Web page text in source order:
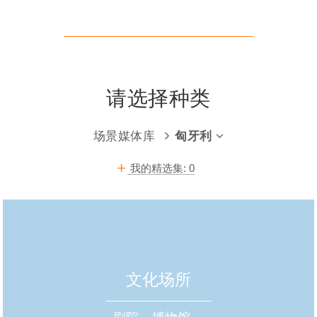
请选择种类
场景媒体库 匈牙利
我的精选集: 0
文化场所